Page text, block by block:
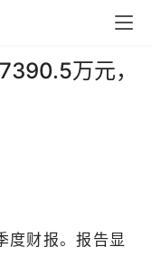
万元，
度财报。报告显